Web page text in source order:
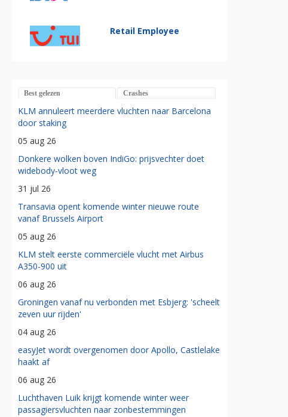
Retail Employee
Best gelezen Crashes
KLM annuleert meerdere vluchten naar Barcelona
door staking
05 aug 26
Donkere wolken boven IndiGo: prijsvechter doet
widebody-vloot weg
31 jul 26
Transavia opent komende winter nieuwe route
vanaf Brussels Airport
05 aug 26
KLM stelt eerste commerciële vlucht met Airbus
A350-900 uit
06 aug 26
Groningen vanaf nu verbonden met Esbjerg: 'scheelt
zeven uur rijden'
04 aug 26
easyJet wordt overgenomen door Apollo, Castlelake
haakt af
06 aug 26
Luchthaven Luik krijgt komende winter weer
passagiersvluchten naar zonbestemmingen